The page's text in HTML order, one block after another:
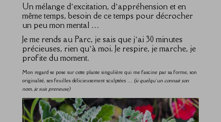
Un mélange d’excitation, d’appréhension et en
même temps, besoin de ce temps pour décrocher
un peu mon mental …
Je me rends au Parc, je sais que j’ai 30 minutes
précieuses, rien qu’à moi. Je respire, je marche, je
profite du moment.
Mon regard se pose sur cette plante singulière qui me fascine par sa forme, son
originalité, ses feuilles délicieusement sculptées … (si quelqu’un connait son
nom, je suis preneuse)